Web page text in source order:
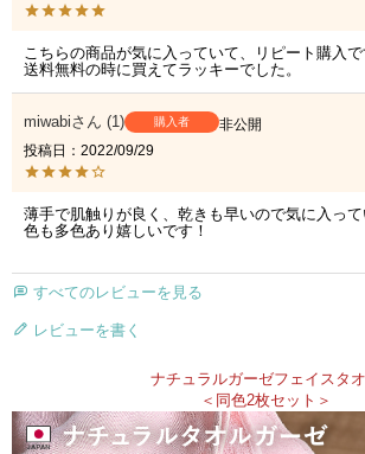
こちらの商品が気に入っていて、リピート購入で
送料無料の時に買えてラッキーでした。
miwabi 1 購入者
非公開
投稿日
2022/09/29
薄手で肌触りが良く、乾きも早いので気に入って
色も多色あり嬉しいです！
すべてのレビューを見る
レビューを書く
ナチュラルガーゼフェイスタ
＜同色2枚セット＞